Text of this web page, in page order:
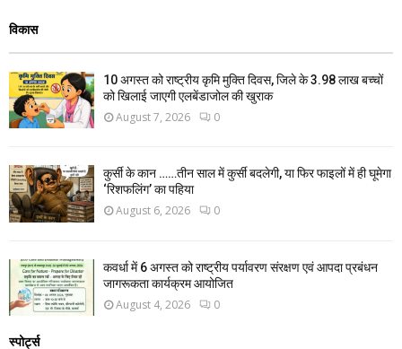
विकास
10 अगस्त को राष्ट्रीय कृमि मुक्ति दिवस, जिले के 3.98 लाख बच्चों
को खिलाई जाएगी एलबेंडाजोल की खुराक
August 7, 2026 0
कुर्सी के कान ……तीन साल में कुर्सी बदलेगी, या फिर फाइलों में ही घूमेगा
‘रिशफलिंग’ का पहिया
August 6, 2026 0
कवर्धा में 6 अगस्त को राष्ट्रीय पर्यावरण संरक्षण एवं आपदा प्रबंधन
जागरूकता कार्यक्रम आयोजित
August 4, 2026 0
स्पोर्ट्स